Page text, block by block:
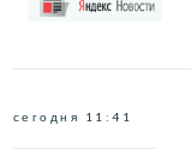
сегодня 11:41